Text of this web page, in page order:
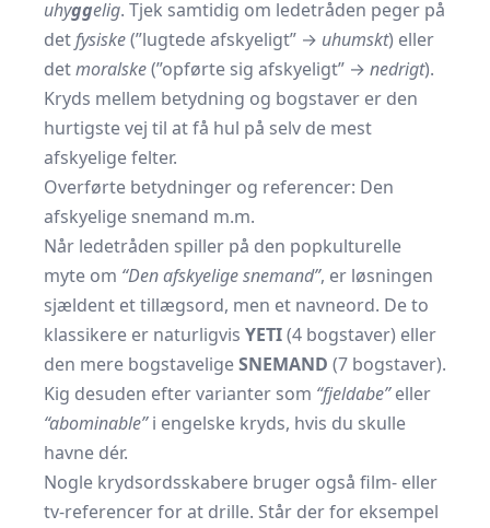
uhyggelig. Tjek samtidig om ledetråden peger på
detfysiske(”lugtede afskyeligt” → uhumskt) eller
detmoralske(”opførte sig afskyeligt” → nedrigt).
Kryds mellem betydning og bogstaver er den
hurtigste vej til at få hul på selv de mest
afskyelige felter.
Overførte betydninger og referencer: Den
afskyelige snemand m.m.
Når ledetråden spiller på den popkulturelle
myte om “Den afskyelige snemand”, er løsningen
sjældent et tillægsord, men et navneord. De to
klassikere er naturligvis YETI(4 bogstaver) eller
den mere bogstaveligeSNEMAND (7 bogstaver).
Kig desuden efter varianter som “fjeldabe”eller
“abominable”i engelske kryds, hvis du skulle
havne dér.
Nogle krydsordsskabere bruger også film- eller
tv-referencer for at drille. Står der for eksempel